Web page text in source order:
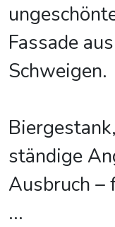
Fassade
Schweigen.
ständige
Ausbruch –
...